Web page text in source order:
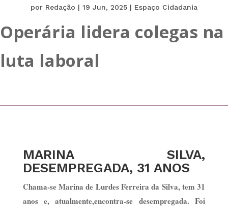
por Redação | 19 Jun, 2025 | Espaço Cidadania
Operária lidera colegas na
luta laboral
MARINA SILVA,
DESEMPREGADA, 31 ANOS
Chama-se Marina de Lurdes Ferreira da Silva, tem 31
anos e, atualmente,encontra-se desempregada. Foi